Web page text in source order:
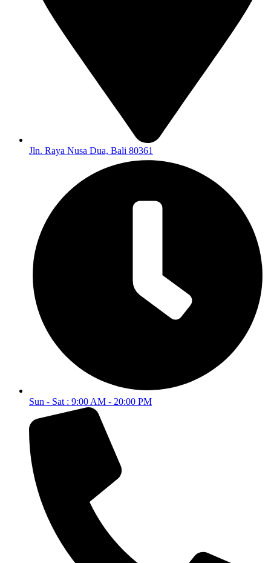
Jln. Raya Nusa Dua, Bali 80361
Sun - Sat : 9:00 AM - 20:00 PM